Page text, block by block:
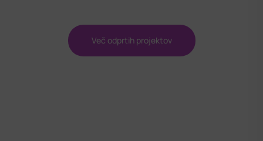
Več odprtih projektov